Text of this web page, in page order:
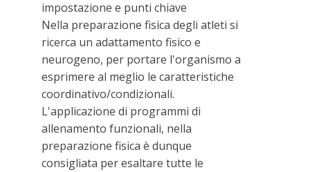
impostazione e punti chiave
Nella preparazione fisica degli atleti si
ricerca un adattamento fisico e
neurogeno, per portare l'organismo a
esprimere al meglio le caratteristiche
coordinativo/condizionali.
L'applicazione di programmi di
allenamento funzionali, nella
preparazione fisica è dunque
consigliata per esaltare tutte le